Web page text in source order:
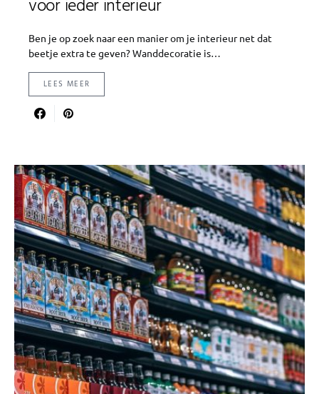
voor ieder interieur
Ben je op zoek naar een manier om je interieur net dat
beetje extra te geven? Wanddecoratie is…
LEES MEER